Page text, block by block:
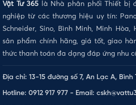
Vật Tư 365 là Nhà phân phối Thiết bị
nghiệp từ các thương hiệu uy tín:
Schneider, Sino, Bình Minh, Minh Hòa,
sản phẩm chính hãng, giá tốt, giao
thức thanh toán đa dạng đáp ứng nhu
Địa chỉ: 13-15 đường số 7, An Lạc A, Bình
Hotline: 0912 917 977 - Email: